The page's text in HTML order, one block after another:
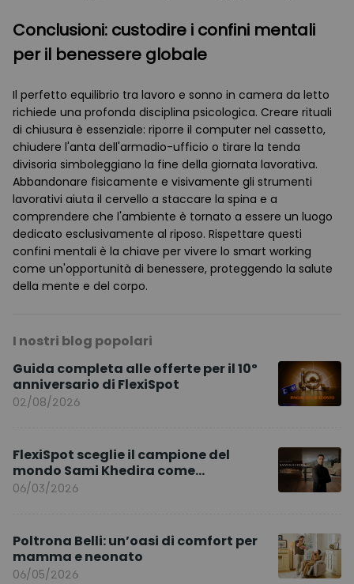
Conclusioni: custodire i confini mentali
per il benessere globale
Il perfetto equilibrio tra lavoro e sonno in camera da letto
richiede una profonda disciplina psicologica. Creare rituali
di chiusura è essenziale: riporre il computer nel cassetto,
chiudere l'anta dell'armadio-ufficio o tirare la tenda
divisoria simboleggiano la fine della giornata lavorativa.
Abbandonare fisicamente e visivamente gli strumenti
lavorativi aiuta il cervello a staccare la spina e a
comprendere che l'ambiente è tornato a essere un luogo
dedicato esclusivamente al riposo. Rispettare questi
confini mentali è la chiave per vivere lo smart working
come un'opportunità di benessere, proteggendo la salute
della mente e del corpo.
I nostri blog popolari
Guida completa alle offerte per il 10º
anniversario di FlexiSpot
02/08/2026
FlexiSpot sceglie il campione del
mondo Sami Khedira come
ambasciatore del marchio per l’Europa
06/03/2026
Poltrona Belli: un’oasi di comfort per
mamma e neonato
06/05/2026